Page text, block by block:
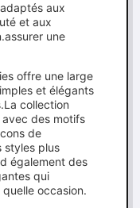
aux
et aux
une
offre une large
et élégants
collection
des motifs
de
styles plus
également des
qui
occasion.